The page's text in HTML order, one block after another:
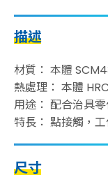
描述
材質： 本體
熱處理： 本體
用途： 配合治具
特長： 點接觸，
尺寸